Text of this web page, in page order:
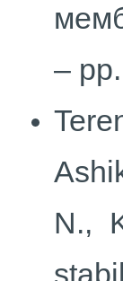
–
N.,